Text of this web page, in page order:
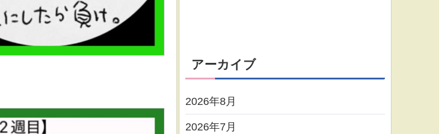
アーカイブ
2026年8月
2026年7月